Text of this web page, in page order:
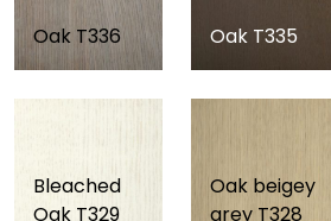
Oak T336 Oak T335
Bleached
Oak T329
Oak beigey
grey T328